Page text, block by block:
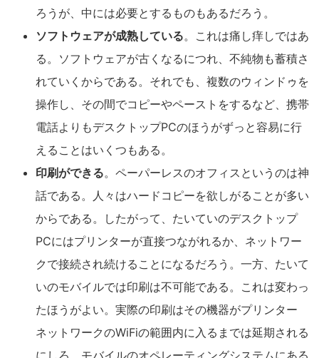
ろうが、中には必要とするものもあるだろう。
ソフトウェアが成熟している。これは痛し痒しではあ
る。ソフトウェアが古くなるにつれ、不純物も蓄積さ
れていくからである。それでも、複数のウィンドゥを
操作し、その間でコピーやペーストをするなど、携帯
電話よりもデスクトップPCのほうがずっと容易に行
えることはいくつもある。
印刷ができる。ペーパーレスのオフィスというのは神
話である。人々はハードコピーを欲しがることが多い
からである。したがって、たいていのデスクトップ
PCにはプリンターが直接つながれるか、ネットワー
クで接続され続けることになるだろう。一方、たいて
いのモバイルでは印刷は不可能である。これは変わっ
たほうがよい。実際の印刷はその機器がプリンター
ネットワークのWiFiの範囲内に入るまでは延期される
にしろ、モバイルのオペレーティングシステムにある